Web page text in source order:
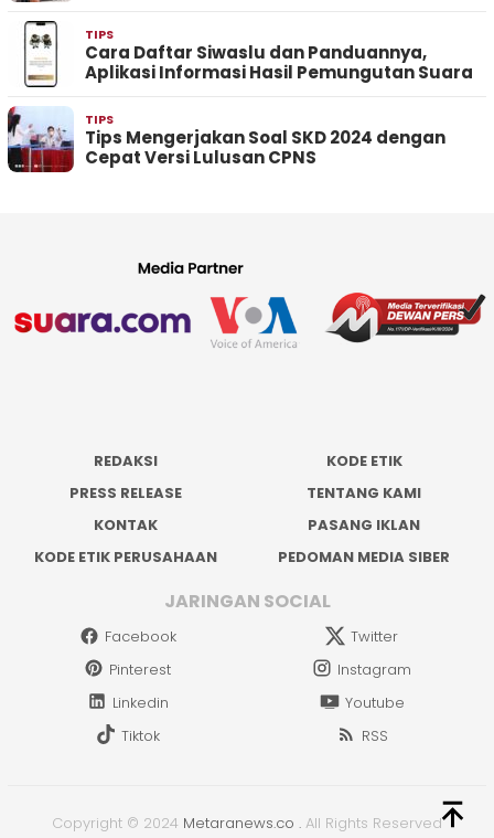
TIPS
Cara Daftar Siwaslu dan Panduannya,
Aplikasi Informasi Hasil Pemungutan Suara
TIPS
Tips Mengerjakan Soal SKD 2024 dengan
Cepat Versi Lulusan CPNS
REDAKSI
KODE ETIK
PRESS RELEASE
TENTANG KAMI
KONTAK
PASANG IKLAN
KODE ETIK PERUSAHAAN
PEDOMAN MEDIA SIBER
JARINGAN SOCIAL
Facebook
Twitter
Pinterest
Instagram
Linkedin
Youtube
Tiktok
RSS
Copyright © 2024 Metaranews.co . All Rights Reserved